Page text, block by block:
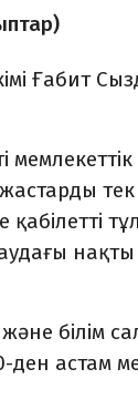
Ғабит
тек
білім
астам